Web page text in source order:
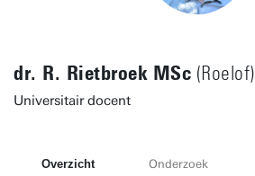
dr. R. Rietbroek MSc (Roelof)
Universitair docent
Overzicht Onderzoek